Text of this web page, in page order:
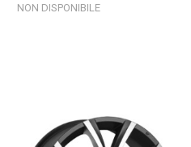
NON DISPONIBILE